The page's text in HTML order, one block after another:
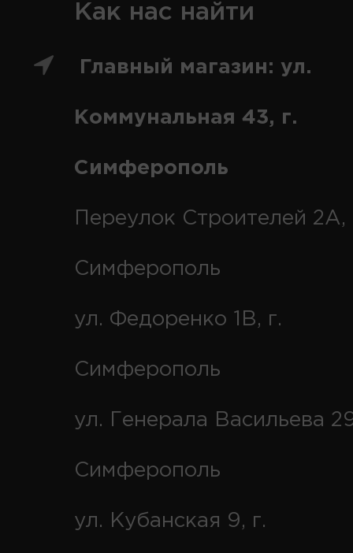
Как нас найти
Главный магазин: ул.
Коммунальная 43, г.
Симферополь
Переулок Строителей 2А,
Симферополь
ул. Федоренко 1В, г.
Симферополь
ул. Генерала Васильева
Симферополь
ул. Кубанская 9, г.